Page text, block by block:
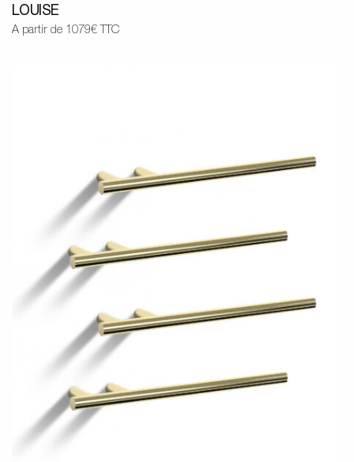
LOUISE
A partir de 1079€ TTC